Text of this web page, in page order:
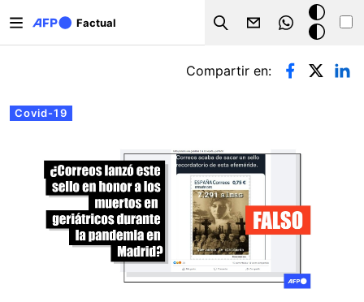
Factual
Search
Modo
oscuro
Solapas principales
Covid-19
Compartir en: